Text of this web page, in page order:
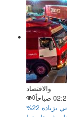
والاقتصاد
0
‏1.83 مليار درهم إيرادات «أرامكس» بالربع الثاني بزيادة 22%